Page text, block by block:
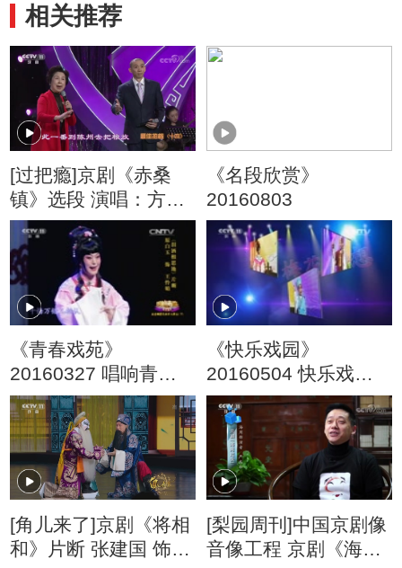
相关推荐
[过把瘾]京剧《赤桑
镇》选段 演唱：方旭
方丽萍
《名段欣赏》
20160803
《青春戏苑》
20160327 唱响青春
走进鹤壁芝麻官大舞
台（下）
《快乐戏园》
20160504 快乐戏园
演唱会 梅开朵朵为民
放歌第三季
[角儿来了]京剧《将相
和》片断 张建国 饰
[梨园周刊]中国京剧像
音像工程 京剧《海周